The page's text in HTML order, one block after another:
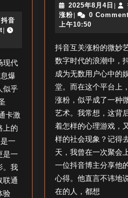
抖音
|
现代
爆
似乎
卡激
上的
一
是一
。我
联通
验
音
涨
_
2025年8月4日
年
4
日
|
涨粉抖
音
粉
| 0 Comment
上午10:50
抖音互关涨粉的微妙
数字时代的浪潮中，
成为无数用户心中的
堂。而在这个平台上
涨粉，似乎成了一种
艺术。我常想，这背
着怎样的心理游戏，
样的社会现象？记得
天，我曾在一次聚会
一位抖音博主分享他
心得。他直言不讳地
在的人，都想